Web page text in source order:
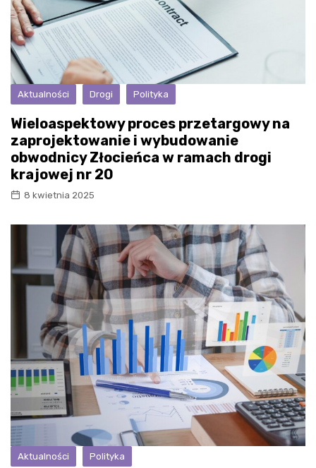
Aktualności Drogi Polityka
Wieloaspektowy proces przetargowy na
zaprojektowanie i wybudowanie
obwodnicy Złocieńca w ramach drogi
krajowej nr 20
8 kwietnia 2025
Aktualności Polityka